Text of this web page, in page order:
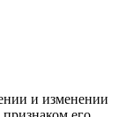
и изменении